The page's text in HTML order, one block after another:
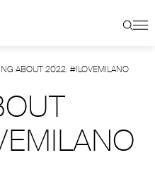
ABOUT 2022. #ILOVEMILANO